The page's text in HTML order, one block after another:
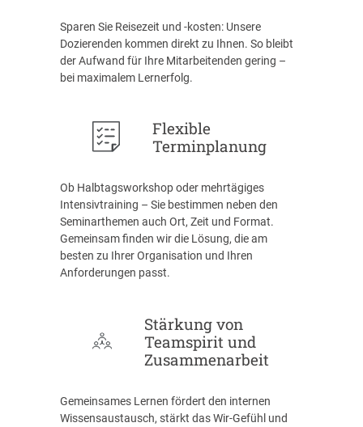
Sparen Sie Reisezeit und -kosten: Unsere
Dozierenden kommen direkt zu Ihnen. So bleibt
der Aufwand für Ihre Mitarbeitenden gering –
bei maximalem Lernerfolg.
Flexible
Terminplanung
Ob Halbtagsworkshop oder mehrtägiges
Intensivtraining – Sie bestimmen neben den
Seminarthemen auch Ort, Zeit und Format.
Gemeinsam finden wir die Lösung, die am
besten zu Ihrer Organisation und Ihren
Anforderungen passt.
Stärkung von
Teamspirit und
Zusammenarbeit
Gemeinsames Lernen fördert den internen
Wissensaustausch, stärkt das Wir-Gefühl und